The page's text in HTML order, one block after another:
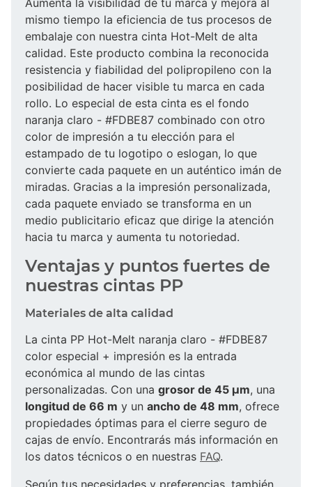
mismo tiempo la eficiencia de tus procesos de
embalaje con nuestra cinta Hot-Melt de alta
calidad. Este producto combina la reconocida
resistencia y fiabilidad del polipropileno con la
posibilidad de hacer visible tu marca en cada
rollo. Lo especial de esta cinta es el fondo
naranja claro - #FDBE87 combinado con otro
color de impresión a tu elección para el
estampado de tu logotipo o eslogan, lo que
convierte cada paquete en un auténtico imán de
miradas. Gracias a la impresión personalizada,
cada paquete enviado se transforma en un
medio publicitario eficaz que dirige la atención
hacia tu marca y aumenta tu notoriedad.
Ventajas y puntos fuertes de
nuestras cintas PP
Materiales de alta calidad
La cinta PP Hot-Melt naranja claro - #FDBE87
color especial + impresión es la entrada
económica al mundo de las cintas
personalizadas. Con una grosor de 45 µm, una
longitud de 66 m y un ancho de 48 mm, ofrece
propiedades óptimas para el cierre seguro de
cajas de envío. Encontrarás más información en
los datos técnicos o en nuestras FAQ.
Según tus necesidades y preferencias, también